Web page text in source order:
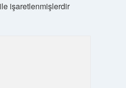
işaretlenmişlerdir